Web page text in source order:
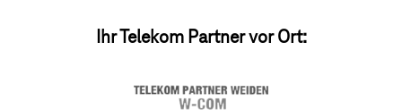
Ihr Telekom Partner vor Ort: